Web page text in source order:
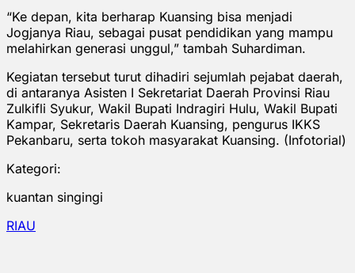
“Ke depan, kita berharap Kuansing bisa menjadi
Jogjanya Riau, sebagai pusat pendidikan yang mampu
melahirkan generasi unggul,” tambah Suhardiman.
Kegiatan tersebut turut dihadiri sejumlah pejabat daerah,
di antaranya Asisten I Sekretariat Daerah Provinsi Riau
Zulkifli Syukur, Wakil Bupati Indragiri Hulu, Wakil Bupati
Kampar, Sekretaris Daerah Kuansing, pengurus IKKS
Pekanbaru, serta tokoh masyarakat Kuansing. (Infotorial)
Kategori:
kuantan singingi
RIAU